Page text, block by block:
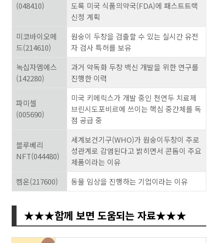
(048410)
도록 미국 식품의약국(FDA)에 패스트트랙
신청 계획
미코바이오메
드(214610)
원숭이 두창을 검출할 수 있는 실시간 유전
자 검사 특허를 보유
녹십자엠에스
(142280)
과거 약독화 두창 백신 개발을 위한 연구를
진행한 이력
파미셀
(005690)
미국 키메릭스가 개발 중인 천연두 치료제
브린시도포비르에 쓰이는 핵심 중간체를 독
점 공급 중
블루베리
NFT(044480)
세계보건기구(WHO)가 원숭이두창이 주로
성관계로 감염된다고 밝히면서 콘돔이 주요
제품이라는 이유
켐온(217600)
동물 임상을 진행하는 기업이라는 이유
★★★함께 보면 도움되는 자료★★★